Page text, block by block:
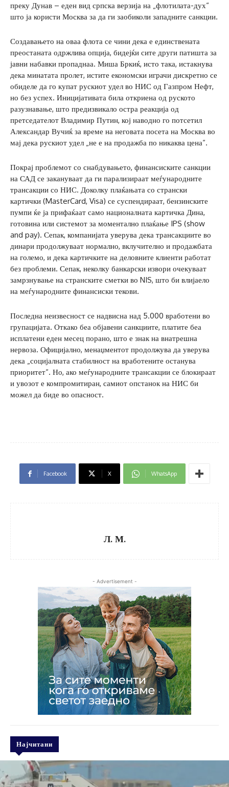
преку Дунав – еден вид српска верзија на „флотилата-дух“
што ја користи Москва за да ги заобиколи западните санкции.
Создавањето на оваа флота се чини дека е единствената
преостаната одржлива опција, бидејќи сите други патишта за
јавни набавки пропаднаа. Миша Бркиќ, исто така, истакнува
дека минатата пролет, истите економски играчи дискретно се
обиделе да го купат рускиот удел во НИС од Газпром Нефт,
но без успех. Иницијативата била откриена од руското
разузнавање, што предизвикало остра реакција од
претседателот Владимир Путин, кој наводно го потсетил
Александар Вучиќ за време на неговата посета на Москва во
мај дека рускиот удел „не е на продажба по никаква цена“.
Покрај проблемот со снабдувањето, финансиските санкции
на САД се закануваат да ги парализираат меѓународните
трансакции со НИС. Доколку плаќањата со странски
картички (MasterCard, Visa) се суспендираат, бензинските
пумпи ќе ја прифаќаат само националната картичка Дина,
готовина или системот за моментално плаќање IPS (show
and pay). Сепак, компанијата уверува дека трансакциите во
динари продолжуваат нормално, вклучително и продажбата
на големо, и дека картичките на деловните клиенти работат
без проблеми. Сепак, неколку банкарски извори очекуваат
замрзнување на странските сметки во NIS, што би влијаело
на меѓународните финансиски текови.
Последна неизвесност се надвисна над 5.000 вработени во
групацијата. Откако беа објавени санкциите, платите беа
исплатени еден месец порано, што е знак на внатрешна
нервоза. Официјално, менаџментот продолжува да уверува
дека „социјалната стабилност на вработените останува
приоритет“. Но, ако меѓународните трансакции се блокираат
и увозот е компромитиран, самиот опстанок на НИС би
можел да биде во опасност.
Facebook X WhatsApp
Л. М.
- Advertisement -
Најчитани